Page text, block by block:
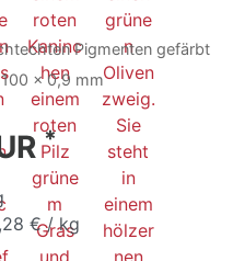
Pigmenten gefärbt
x 0,9 mm
*
€ / kg